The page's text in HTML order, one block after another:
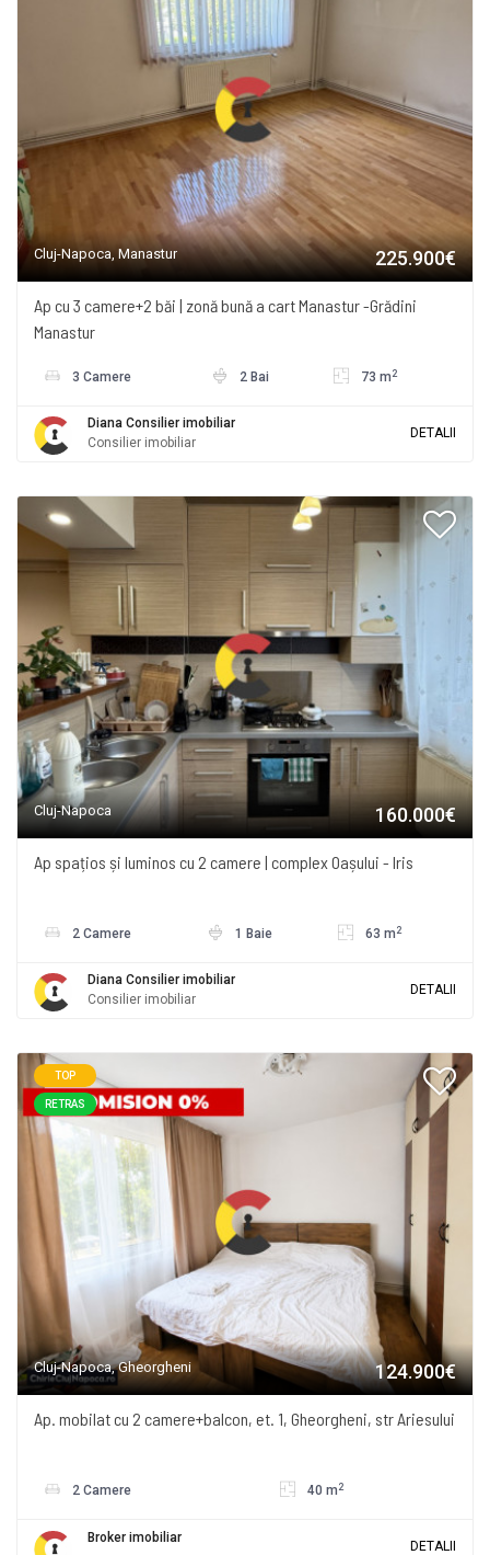
Cluj-Napoca, Manastur 225.900€
Ap cu 3 camere+2 băi | zonă bună a cart Manastur -Grădini
Manastur
3 Camere 2 Bai 73 m 2
Diana Consilier imobiliar
Consilier imobiliar
DETALII
Cluj-Napoca 160.000€
Ap spațios și luminos cu 2 camere | complex Oașului - Iris
2 Camere 1 Baie 63 m 2
Diana Consilier imobiliar
Consilier imobiliar
DETALII
TOP
RETRAS
Cluj-Napoca, Gheorgheni 124.900€
Ap. mobilat cu 2 camere+balcon, et. 1, Gheorgheni, str Ariesului
2 Camere 40 m 2
Broker imobiliar
DETALII